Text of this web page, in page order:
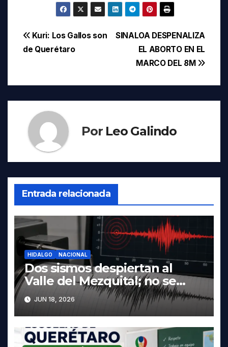
Navegación
de
entradas
SINALOA DESPENALIZA
EL ABORTO EN EL
MARCO DEL 8M
Kuri: Los Gallos son
de Querétaro
Por Leo Galindo
Entrada relacionada
HIDALGO NACIONAL
Dos sismos despiertan al
Valle del Mezquital; no se
reportan daños en Hidalgo
JUN 18, 2026